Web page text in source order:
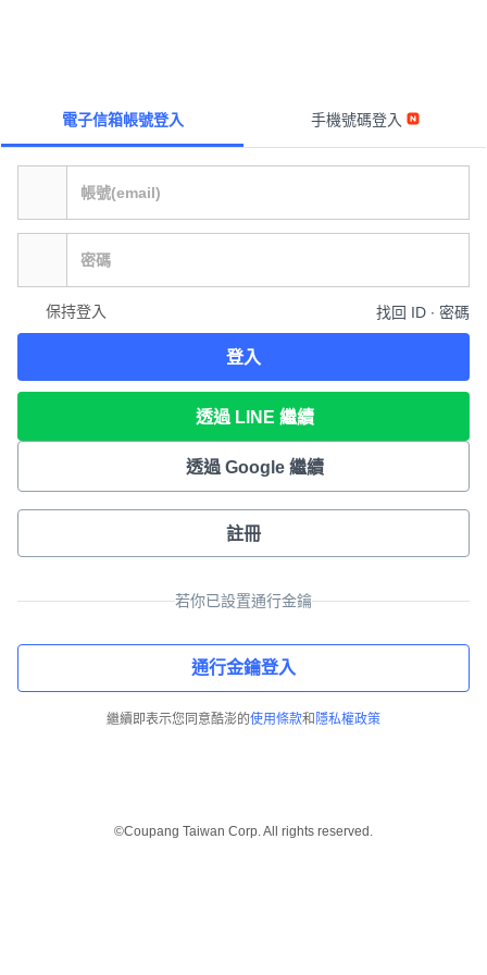
電子信箱帳號登入 手機號碼登入
保持登入 找回 ID ∙ 密碼
登入
透過 LINE 繼續
透過 Google 繼續
註冊
若你已設置通行金鑰
通行金鑰登入
繼續即表示您同意酷澎的使用條款和 隱私權政策
©Coupang Taiwan Corp. All rights reserved.